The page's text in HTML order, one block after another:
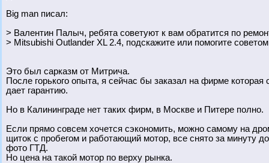
Big man писал:
> Валентин Палыч, ребята советуют к вам обратится по
> Mitsubishi Outlander XL 2.4, подскажите или помогите
Это был сарказм от Митрича.
После горького опыта, я сейчас бы заказал на фирме
дает гарантию.
Но в Калининграде нет таких фирм, в Москве и Питере полно.
Если прямо совсем хочется сэкономить, можно самому на
щиток с пробегом и работающий мотор, все снято за минуту
фото ГТД.
Но цена на такой мотор по верху рынка.